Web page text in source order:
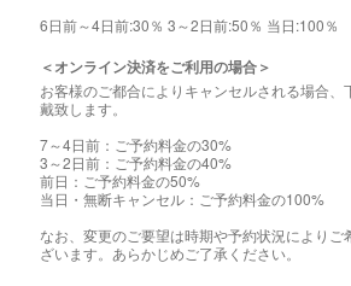
6日前～4日前:30％ 3～2日前:50％ 当日:100％
＜オンライン決済をご利用の場合＞
お客様のご都合によりキャンセルされる場合
戴致します。
7～4日前：ご予約料金の30%
3～2日前：ご予約料金の40%
前日：ご予約料金の50%
当日・無断キャンセル：ご予約料金の100%
なお、変更のご要望は時期や予約状況により
ざいます。あらかじめご了承ください。